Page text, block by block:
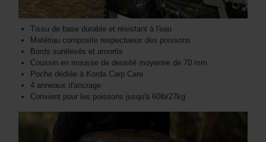
Tissu de base durable et résistant à l'eau
Matériau composite respectueux des poissons
Bords surélevés et amortis
Coussin en mousse de densité moyenne de 70 mm
Poche dédiée à Korda Carp Care
4 anneaux d'ancrage
Convient pour les poissons jusqu'à 60lb/27kg